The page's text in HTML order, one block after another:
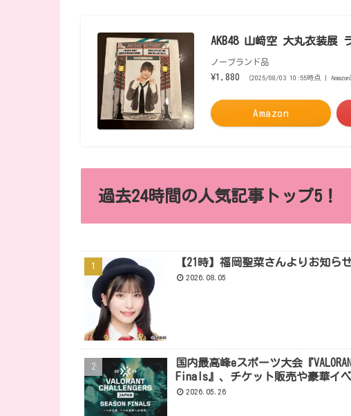
AKB48 山﨑空 大丸衣装展
ノーブランド品
¥1,880 （2025/08/03 10:55時点 | Amazon
Amazon
過去24時間の人気記事トップ5！
【21時】福岡聖菜さんよりお知ら
2026.08.05
国内最高峰eスポーツ大会『
Finals』、チケット販売や豪華イ
2026.05.26